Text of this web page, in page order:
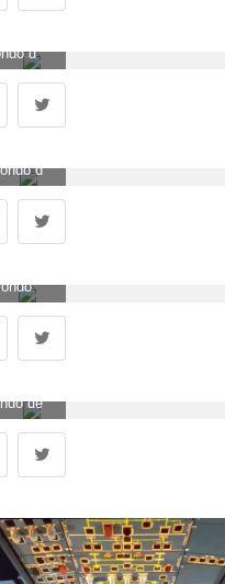
1332x850 - Fondo de pantalla de 1332x850. Wallpaper de cabina.
1700x1186 - Fondo de pantalla de 1700x1186. Fondo de pantalla de cabina.
1080x1920 - Fondo de pantalla de 1080x1920. Imágen de cabina.
1198x898 - Fondo de pantalla de 1198x898. Wallpaper para escritorio de cabina.